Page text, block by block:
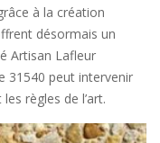
à la création
désormais un
Artisan Lafleur
31540 peut intervenir
règles de l’art.